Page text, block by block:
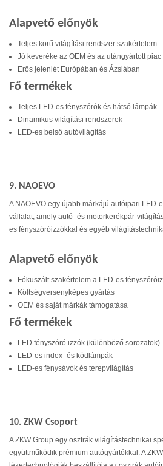
Alapvető előnyök
Teljes körű világítási rendszer szakértelem
Jó keveréke az OEM és az utángyártott
Erős jelenlét Európában és Ázsiában
Fő termékek
Teljes LED-es fényszórók és hátsó lámpák
Dinamikus világítási rendszerek
LED-es belső autóvilágítás
9. NAOEVO
A NAOEVO egy újabb márkájú autóipari LED-
vállalat, amely autó- és motorkerékpár-
es fényszóróizzókkal és egyéb
Alapvető előnyök
Fókuszált szakértelem a LED-es
Költségversenyképes gyártás
OEM és saját márkák támogatása
Fő termékek
LED fényszóró izzók (különböző sorozatok)
LED-es index- és ködlámpák
LED-es fénysávok és terepvilágítás
10. ZKW Csoport
A ZKW Group egy osztrák világítástechnikai
együttműködik prémium autógyártókkal. A